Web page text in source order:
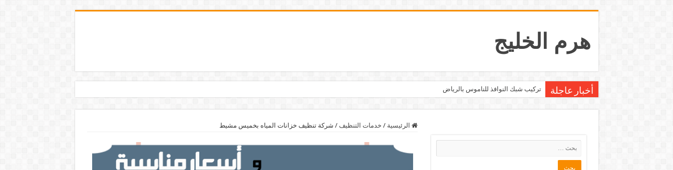
هرم الخليج
أخبار عاجلة محلات بيع و شراء الاثاث بالرياض
الرئيسية / خدمات التنظيف / شركة تنظيف خزانات المياه بخميس مشيط